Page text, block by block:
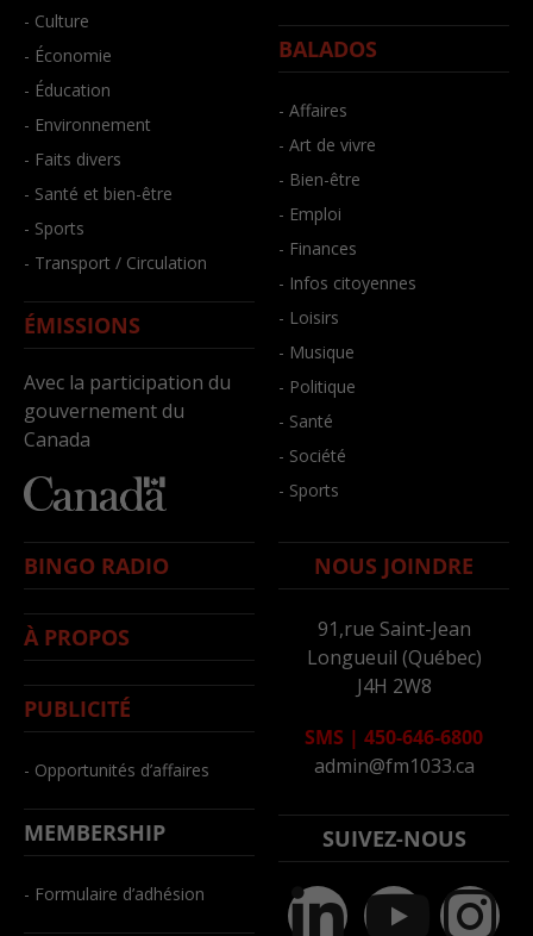
- Culture
- Économie
- Éducation
- Environnement
- Faits divers
- Santé et bien-être
- Sports
- Transport / Circulation
ÉMISSIONS
Avec la participation du
gouvernement du
Canada
BALADOS
- Affaires
- Art de vivre
- Bien-être
- Emploi
- Finances
- Infos citoyennes
- Loisirs
- Musique
- Politique
- Santé
- Société
- Sports
BINGO RADIO
À PROPOS
PUBLICITÉ
- Opportunités d’affaires
MEMBERSHIP
- Formulaire d’adhésion
NOUS JOINDRE
91,rue Saint-Jean
Longueuil (Québec)
J4H 2W8
SMS | 450-646-6800
admin@fm1033.ca
SUIVEZ-NOUS